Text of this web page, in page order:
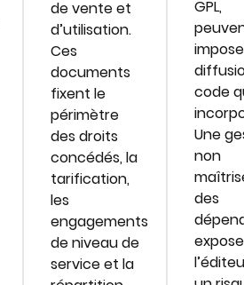
de vente et
d’utilisation.
Ces
documents
fixent le
périmètre
des droits
concédés, la
tarification,
les
engagements
de niveau de
service et la
GPL,
code
Une
non
des
expose